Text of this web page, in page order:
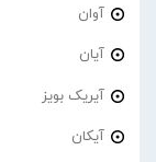
آوان
آیان
آیریک بویز
آیکان